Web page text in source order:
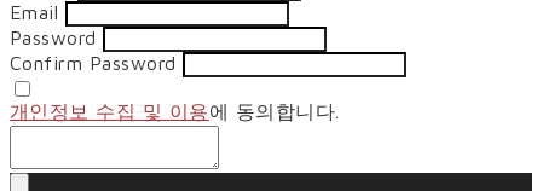
Email
Password
Confirm Password
개인정보 수집 및 이용에 동의합니다.